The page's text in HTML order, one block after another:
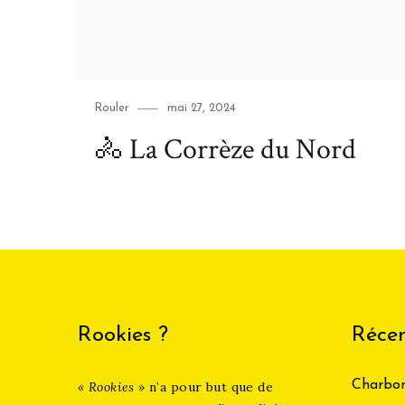
Category
Rouler
Posted
mai 27, 2024
🚴 La Corrèze du Nord
Rookies ?
« Rookies »n’a pour but que de